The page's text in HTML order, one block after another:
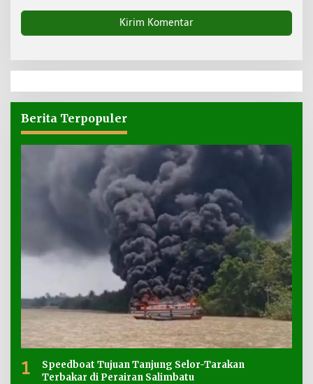
Berita Terpopuler
1
Speedboat Tujuan Tanjung Selor-Tarakan
Terbakar di Perairan Salimbatu